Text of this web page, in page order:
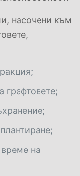
насочени към
графтовете;
на